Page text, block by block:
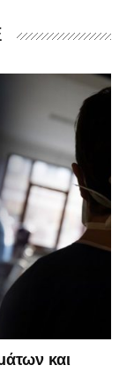
και